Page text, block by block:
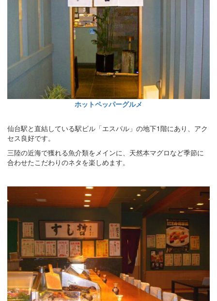
ホットペッパーグルメ
仙台駅と直結している駅ビル「エスパル」の地下1階にあり、アク
セス良好です。
三陸の近海で獲れる魚介類をメインに、天然本マグロなど季節に
合わせたこだわりのネタを楽しめます。